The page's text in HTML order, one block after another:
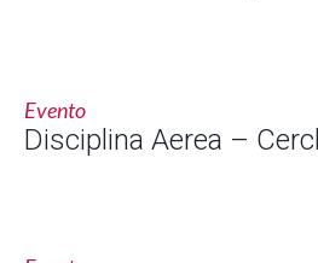
Evento
Disciplina Aerea –